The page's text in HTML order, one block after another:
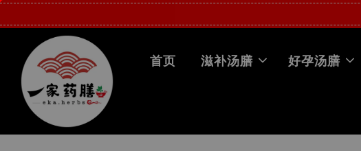
首页 滋补汤膳 好孕汤膳